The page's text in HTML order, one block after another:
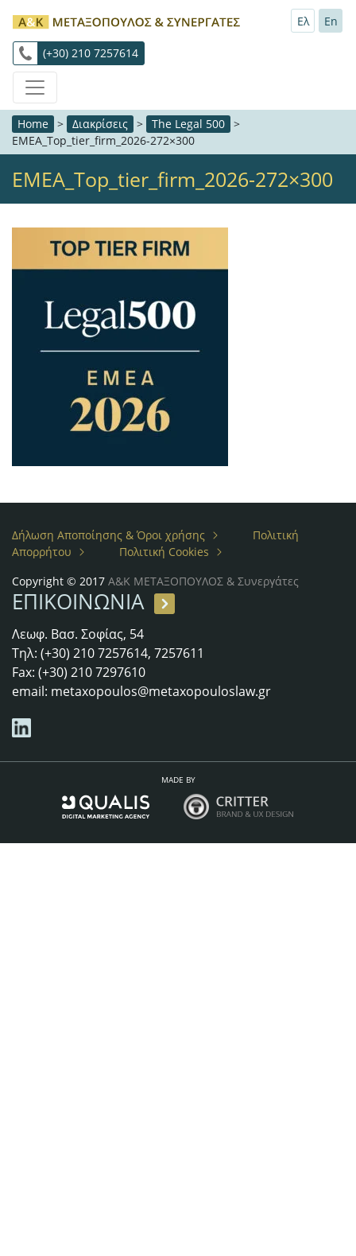
(+30) 210 7257614
Ελ En
Home > Διακρίσεις > The Legal 500 >
EMEA_Top_tier_firm_2026-272×300
EMEA_Top_tier_firm_2026-272×300
Δήλωση Αποποίησης & Όροι χρήσης
Πολιτική
Απορρήτου
Πολιτική Cookies
Copyright © 2017 Α&Κ ΜΕΤΑΞΟΠΟΥΛΟΣ & Συνεργάτες
ΕΠΙΚΟΙΝΩΝΙΑ
Λεωφ. Βασ. Σοφίας, 54
Τηλ: (+30) 210 7257614, 7257611
Fax: (+30) 210 7297610
email: metaxopoulos@metaxopouloslaw.gr
MADE BY